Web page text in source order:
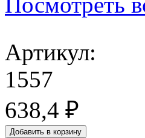
Артикул:
1557
638,4 ₽